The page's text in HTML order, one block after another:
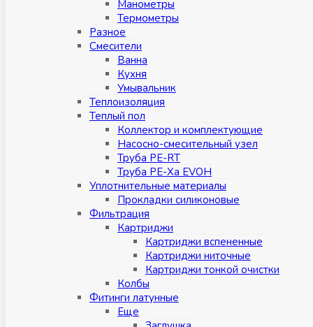
Манометры
Термометры
Разное
Смесители
Ванна
Кухня
Умывальник
Теплоизоляция
Теплый пол
Коллектор и комплектующие
Насосно-смесительный узел
Труба PE-RT
Труба PE-Xa EVOH
Уплотнительные материалы
Прокладки силиконовые
Фильтрация
Картриджи
Картриджи вспененные
Картриджи ниточные
Картриджи тонкой очистки
Колбы
Фитинги латунные
Eщe